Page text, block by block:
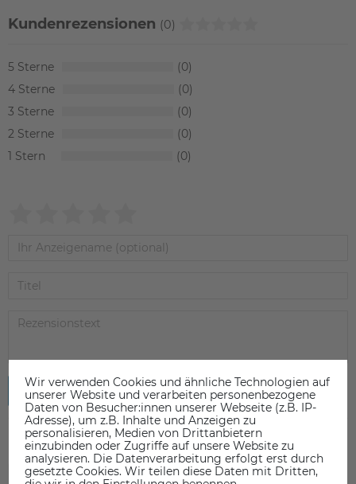
Kundenrezensionen (0)
5
0
4
0
3
0
2
0
1
0
Rezension senden
ZUBEHÖR
Wir verwenden Cookies und ähnliche Technologien auf
unserer Website und verarbeiten personenbezogene
Daten von Besucher:innen unserer Webseite (z.B. IP-
Adresse), um z.B. Inhalte und Anzeigen zu
personalisieren, Medien von Drittanbietern
einzubinden oder Zugriffe auf unsere Website zu
analysieren. Die Datenverarbeitung erfolgt erst durch
gesetzte Cookies. Wir teilen diese Daten mit Dritten,